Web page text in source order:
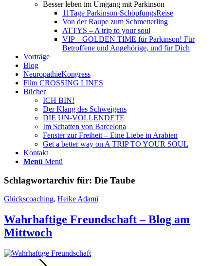
Besser leben im Umgang mit Parkinson
11Tage Parkinson-SchöpfungsReise
Von der Raupe zum Schmetterling
ATTYS – A trip to your soul
VIP – GOLDEN TIME für Parkinson! Für
Betroffene und Angehörige, und für Dich
Vorträge
Blog
NeuropathieKongress
Film CROSSING LINES
Bücher
ICH BIN!
Der Klang des Schweigens
DIE UN-VOLLENDETE
Im Schatten von Barcelona
Fenster zur Freiheit – Eine Liebe in Arabien
Get a better way on A TRIP TO YOUR SOUL
Kontakt
Menü Menü
Schlagwortarchiv für: Die Taube
Glückscoaching, Heike Adami
Wahrhaftige Freundschaft – Blog am
Mittwoch